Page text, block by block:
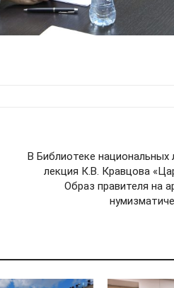
В Библиотеке национальных
лекция К.В. Кравцова
Образ правителя на